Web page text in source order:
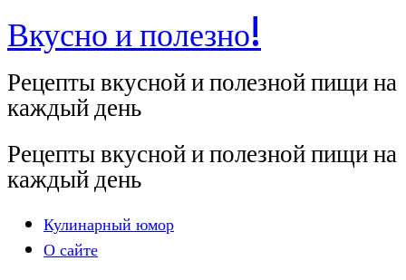
Перейти
содержимому
Вкусно и полезно!
Рецепты вкусной и полезной пищи на
каждый день
Рецепты вкусной и полезной пищи на
каждый день
Кулинарный юмор
О сайте